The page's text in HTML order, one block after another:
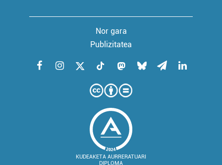
Nor gara
Publizitatea
KUDEAKETA AURRERATUARI
DIPLOMA